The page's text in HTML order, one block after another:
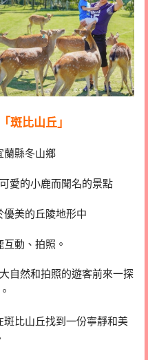
斑比山丘」
蘭縣冬山鄉
愛的小鹿而聞名的景點
美的丘陵地形中
動、拍照。
自然和拍照的遊客前來一探
比山丘找到一份寧靜和美